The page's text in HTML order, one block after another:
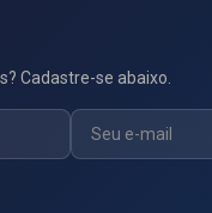
Cadastre-se abaixo.